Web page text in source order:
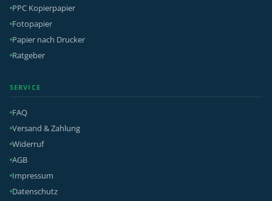
PPC Kopierpapier
Fotopapier
Papier nach Drucker
Ratgeber
SERVICE
FAQ
Versand & Zahlung
Widerruf
AGB
Impressum
Datenschutz